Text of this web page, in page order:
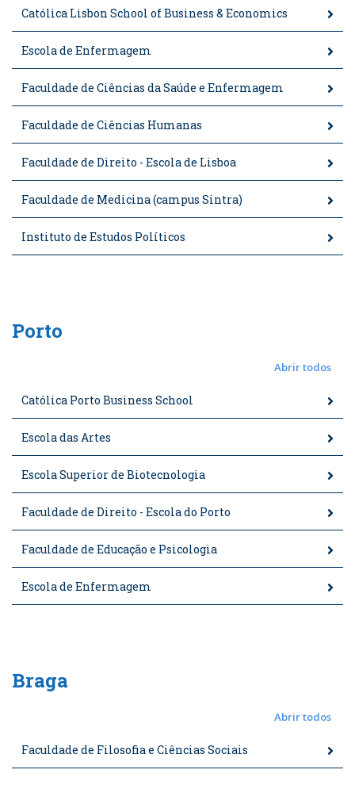
Católica Lisbon School of Business & Economics
Escola de Enfermagem
Faculdade de Ciências da Saúde e Enfermagem
Faculdade de Ciências Humanas
Faculdade de Direito - Escola de Lisboa
Faculdade de Medicina (campus Sintra)
Instituto de Estudos Políticos
Porto
Abrir todos
Católica Porto Business School
Escola das Artes
Escola Superior de Biotecnologia
Faculdade de Direito - Escola do Porto
Faculdade de Educação e Psicologia
Escola de Enfermagem
Braga
Abrir todos
Faculdade de Filosofia e Ciências Sociais